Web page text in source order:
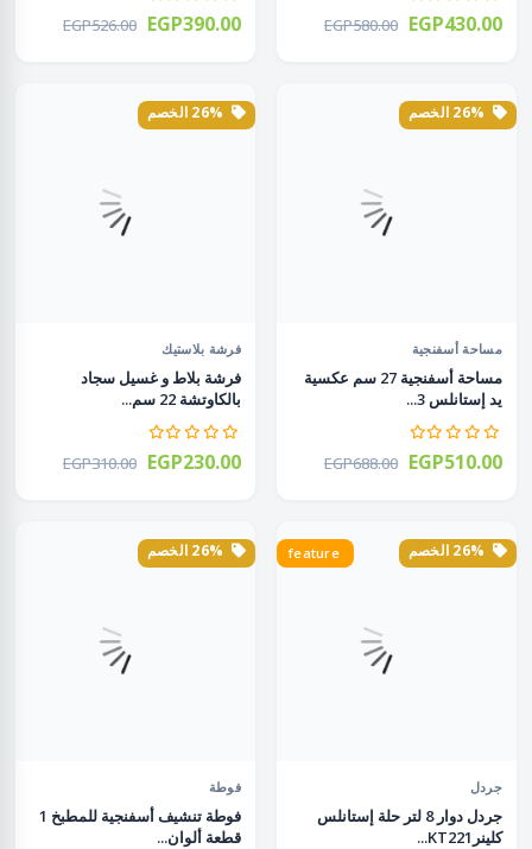
EGP580.00 EGP430.00
EGP526.00 EGP390.00
مساحة أسفنجية
مساحة أسفنجية 27 سم عكسية
يد إستانلس 3...
EGP688.00 EGP510.00
فرشة بلاستيك
فرشة بلاط و غسيل سجاد
بالكاوتشة 22 سم...
EGP310.00 EGP230.00
feature
جردل
جردل دوار 8 لتر حلة إستانلس
كلينرKT221...
فوطة
فوطة تنشيف أسفنجية للمطبخ 1
قطعة ألوان...